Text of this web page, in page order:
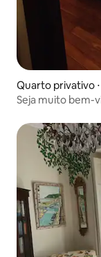
Quarto privativo
Seja muito bem-